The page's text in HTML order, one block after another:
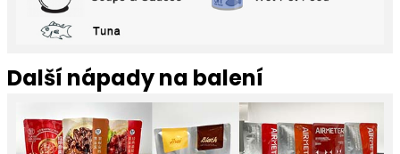
Další nápady na balení